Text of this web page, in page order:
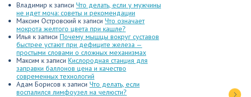
Владимир к записи Что делать, если у мужчины
не идет моча: советы и рекомендации
Максим Островский к записи Что означает
мокрота желтого цвета при кашле?
Илья к записи Почему мышцы вокруг суставов
быстрее устают при дефиците железа —
простыми словами о сложных механизмах
Максим к записи Кислородная станция для
заправки баллонов цена и качество
современных технологий
Адам Борисов к записи Что делать, если
воспалился лимфоузел на челюсти?